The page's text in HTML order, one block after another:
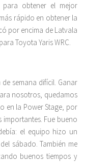
para obtener el mejor
rápido en obtener la
por encima de Latvala
Toyota Yaris WRC.
semana difícil. Ganar
nosotros, quedamos
en la Power Stage, por
Fue bueno
el equipo hizo un
sábado. También me
buenos tiempos y